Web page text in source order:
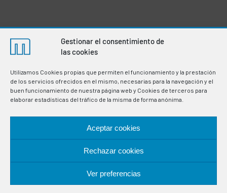
Gestionar el consentimiento de
las cookies
Utilizamos Cookies propias que permiten el funcionamiento y la prestación
de los servicios ofrecidos en el mismo, necesarias para la navegación y el
buen funcionamiento de nuestra página web y Cookies de terceros para
elaborar estadísticas del tráfico de la misma de forma anónima.
Aceptar cookies
Rechazar cookies
Ver preferencias
Fabricación de termostatos e instrumentación electrónica
industriales. Especialistas en sondas de control de
temperatura.
Contáctanos